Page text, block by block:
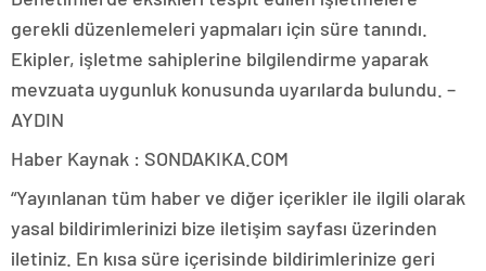
gerekli düzenlemeleri yapmaları için süre tanındı.
Ekipler, işletme sahiplerine bilgilendirme yaparak
mevzuata uygunluk konusunda uyarılarda bulundu. –
AYDIN
Haber Kaynak : SONDAKIKA.COM
“Yayınlanan tüm haber ve diğer içerikler ile ilgili olarak
yasal bildirimlerinizi bize iletişim sayfası üzerinden
iletiniz. En kısa süre içerisinde bildirimlerinize geri